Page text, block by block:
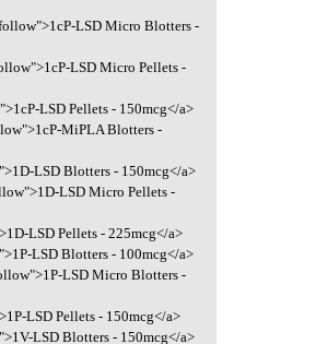
LSD Micro Blotters -
LSD Micro Pellets -
LSD Pellets - 150mcg</a>
MiPLA Blotters -
LSD Blotters - 150mcg</a>
LSD Micro Pellets -
LSD Pellets - 225mcg</a>
LSD Blotters - 100mcg</a>
LSD Micro Blotters -
LSD Pellets - 150mcg</a>
LSD Blotters - 150mcg</a>